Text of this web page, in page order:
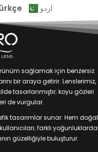
اردو
sağlamak için benzersiz
bir araya getirir. Lenslerimiz,
tasarlanmıştır; koyu gözleri
de vurgular.
tasarımlar sunar. Hem doğal
farklı yoğunluklarda
güzelliğiyle buluşturur.